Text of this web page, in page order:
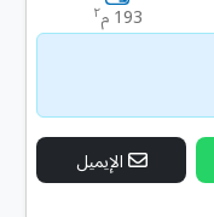
193 م ٢
الإيميل